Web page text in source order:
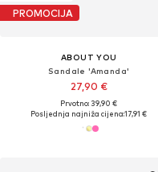
PROMOCIJA
ABOUT YOU
Sandale 'Amanda'
27,90 €
Prvotno: 39,90 €
Posljednja najniža cijena:17,91 €